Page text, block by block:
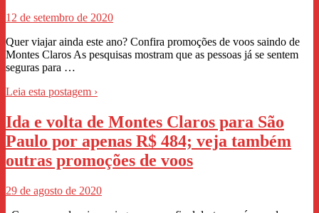
12 de setembro de 2020
Quer viajar ainda este ano? Confira promoções de voos saindo de
Montes Claros As pesquisas mostram que as pessoas já se sentem
seguras para …
Leia esta postagem ›
Ida e volta de Montes Claros para São
Paulo por apenas R$ 484; veja também
outras promoções de voos
29 de agosto de 2020